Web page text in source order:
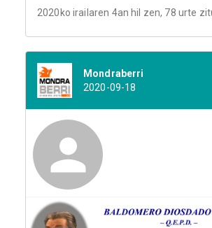
2020ko irailaren 4an hil zen, 78 urte
Mondraberri
2020-09-18